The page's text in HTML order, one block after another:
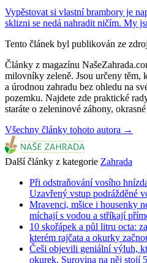
Vypěstovat si vlastní brambory je
sklizni se nedá nahradit ničím. My
Tento článek byl publikován ze
Články z magazínu
milovníky zeleně. Jsou určeny těm,
a úrodnou zahradu bez ohledu na
pozemku. Najdete zde praktické
staráte o zeleninové záhony,
Všechny články tohoto autora →
Další články z kategorie Zahrada
Při odstraňování vosího
Uzavřený vstup podrážděné
Mravenci, mšice i housenky
míchají s vodou a stříkají
10 skořápek a půl litru octa:
kterém rajčata a okurky
Češi objevili geniální výluh,
okurek. Surovina na něj stojí